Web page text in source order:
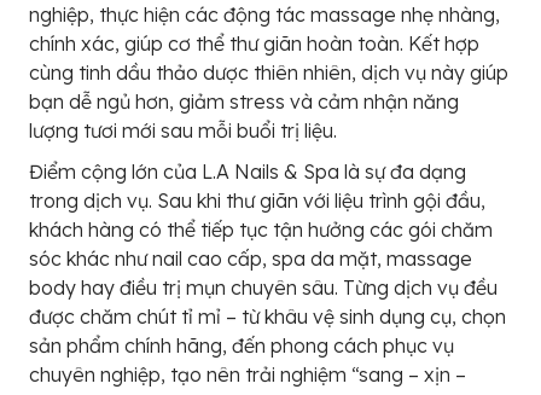
nghiệp, thực hiện các động tác massage nhẹ nhàng,
chính xác, giúp cơ thể thư giãn hoàn toàn. Kết hợp
cùng tinh dầu thảo dược thiên nhiên, dịch vụ này giúp
bạn dễ ngủ hơn, giảm stress và cảm nhận năng
lượng tươi mới sau mỗi buổi trị liệu.
Điểm cộng lớn của L.A Nails & Spa là sự đa dạng
trong dịch vụ. Sau khi thư giãn với liệu trình gội đầu,
khách hàng có thể tiếp tục tận hưởng các gói chăm
sóc khác như nail cao cấp, spa da mặt, massage
body hay điều trị mụn chuyên sâu. Từng dịch vụ đều
được chăm chút tỉ mỉ – từ khâu vệ sinh dụng cụ, chọn
sản phẩm chính hãng, đến phong cách phục vụ
chuyên nghiệp, tạo nên trải nghiệm “sang – xịn –